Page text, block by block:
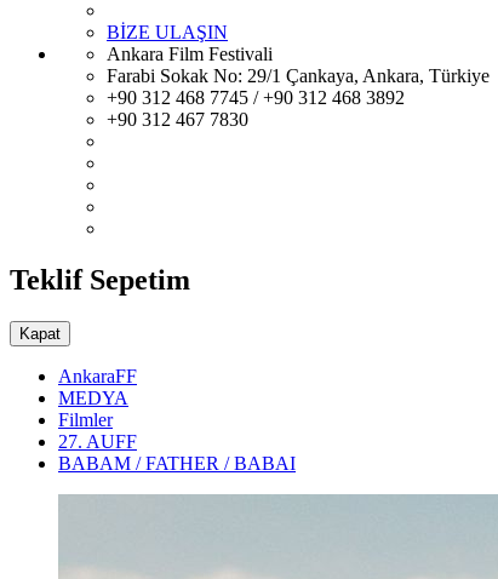
BİZE ULAŞIN
Ankara Film Festivali
Farabi Sokak No: 29/1 Çankaya, Ankara, Türkiye
+90 312 468 7745 / +90 312 468 3892
+90 312 467 7830
Teklif Sepetim
Kapat
AnkaraFF
MEDYA
Filmler
27. AUFF
BABAM / FATHER / BABAI